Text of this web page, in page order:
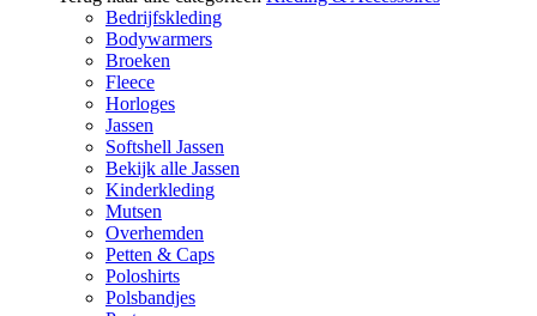
Bedrijfskleding
Bodywarmers
Broeken
Fleece
Horloges
Jassen
Softshell Jassen
Bekijk alle Jassen
Kinderkleding
Mutsen
Overhemden
Petten & Caps
Poloshirts
Polsbandjes